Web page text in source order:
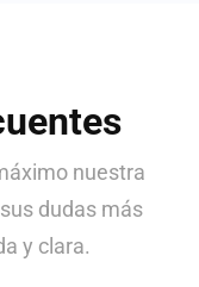
nuestra
dudas más
y clara.